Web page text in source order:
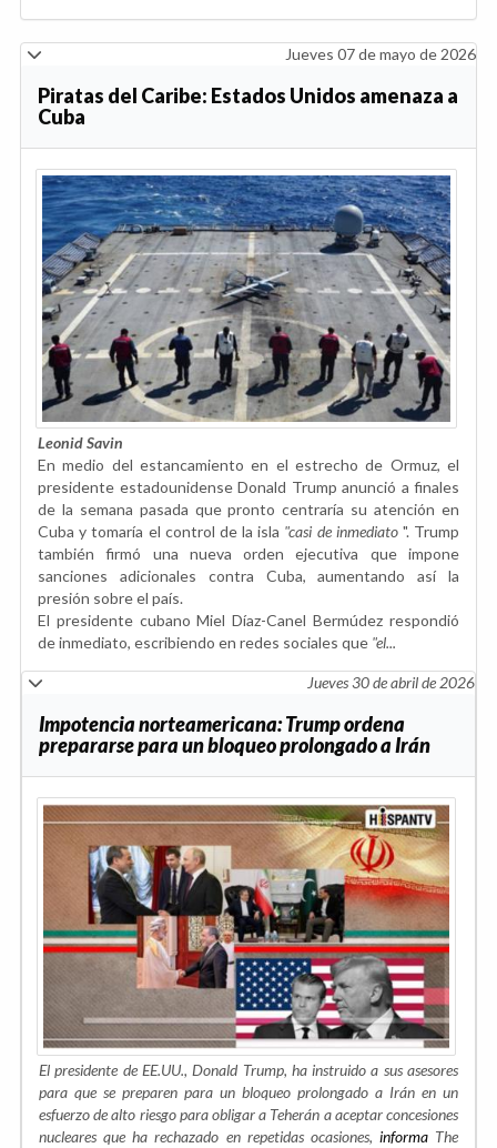
Jueves 07 de mayo de 2026
Piratas del Caribe: Estados Unidos amenaza a
Cuba
Leonid Savin
En medio del estancamiento en el estrecho de Ormuz, el
presidente estadounidense Donald Trump anunció a finales
de la semana pasada que pronto centraría su atención en
Cuba y tomaría el control de la isla "casi de inmediato". Trump
también firmó una nueva orden ejecutiva que impone
sanciones adicionales contra Cuba, aumentando así la
presión sobre el país.
El presidente cubano Miel Díaz-Canel Bermúdez respondió
de inmediato, escribiendo en redes sociales que "el...
Jueves 30 de abril de 2026
Impotencia norteamericana: Trump ordena
prepararse para un bloqueo prolongado a Irán
El presidente de EE.UU., Donald Trump, ha instruido a sus asesores
para que se preparen para un bloqueo prolongado a Irán en un
esfuerzo de alto riesgo para obligar a Teherán a aceptar concesiones
nucleares que ha rechazado en repetidas ocasiones, informaThe